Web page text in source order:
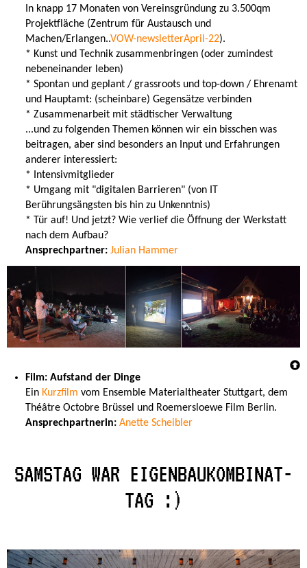
In knapp 17 Monaten von Vereinsgründung zu 3.500qm
Projektfläche (Zentrum für Austausch und
Machen/Erlangen..VOW-newsletterApril-22).
* Kunst und Technik zusammenbringen (oder zumindest
nebeneinander leben)
* Spontan und geplant / grassroots und top-down / Ehrenamt
und Hauptamt: (scheinbare) Gegensätze verbinden
* Zusammenarbeit mit städtischer Verwaltung
...und zu folgenden Themen können wir ein bisschen was
beitragen, aber sind besonders an Input und Erfahrungen
anderer interessiert:
* Intensivmitglieder
* Umgang mit "digitalen Barrieren" (von IT
Berührungsängsten bis hin zu Unkenntnis)
* Tür auf! Und jetzt? Wie verlief die Öffnung der Werkstatt
nach dem Aufbau?
Ansprechpartner: Julian Hammer
Film: Aufstand der Dinge
Ein Kurzfilm vom Ensemble Materialtheater Stuttgart, dem
Théâtre Octobre Brüssel und Roemersloewe Film Berlin.
Ansprechpartnerin: Anette Scheibler
SAMSTAG WAR EIGENBAUKOMBINAT-
TAG :)